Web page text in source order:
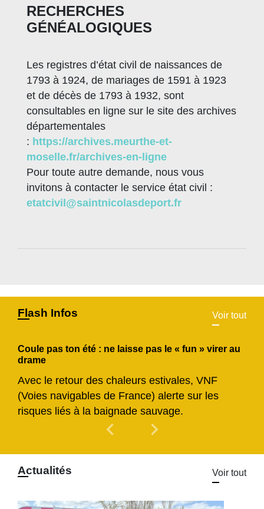
RECHERCHES
GÉNÉALOGIQUES
Les registres d’état civil de naissances de
1793 à 1924, de mariages de 1591 à 1923
et de décès de 1793 à 1932, sont
consultables en ligne sur le site des archives
départementales
: https://archives.meurthe-et-
moselle.fr/archives-en-ligne
Pour toute autre demande, nous vous
invitons à contacter le service état civil :
etatcivil@saintnicolasdeport.fr
Flash Infos Voir tout
Coule pas ton été : ne laisse pas le « fun » virer au
drame
Avec le retour des chaleurs estivales, VNF
(Voies navigables de France) alerte sur les
risques liés à la baignade sauvage.
chevron_left Previous
chevron_right
Actualités Voir tout